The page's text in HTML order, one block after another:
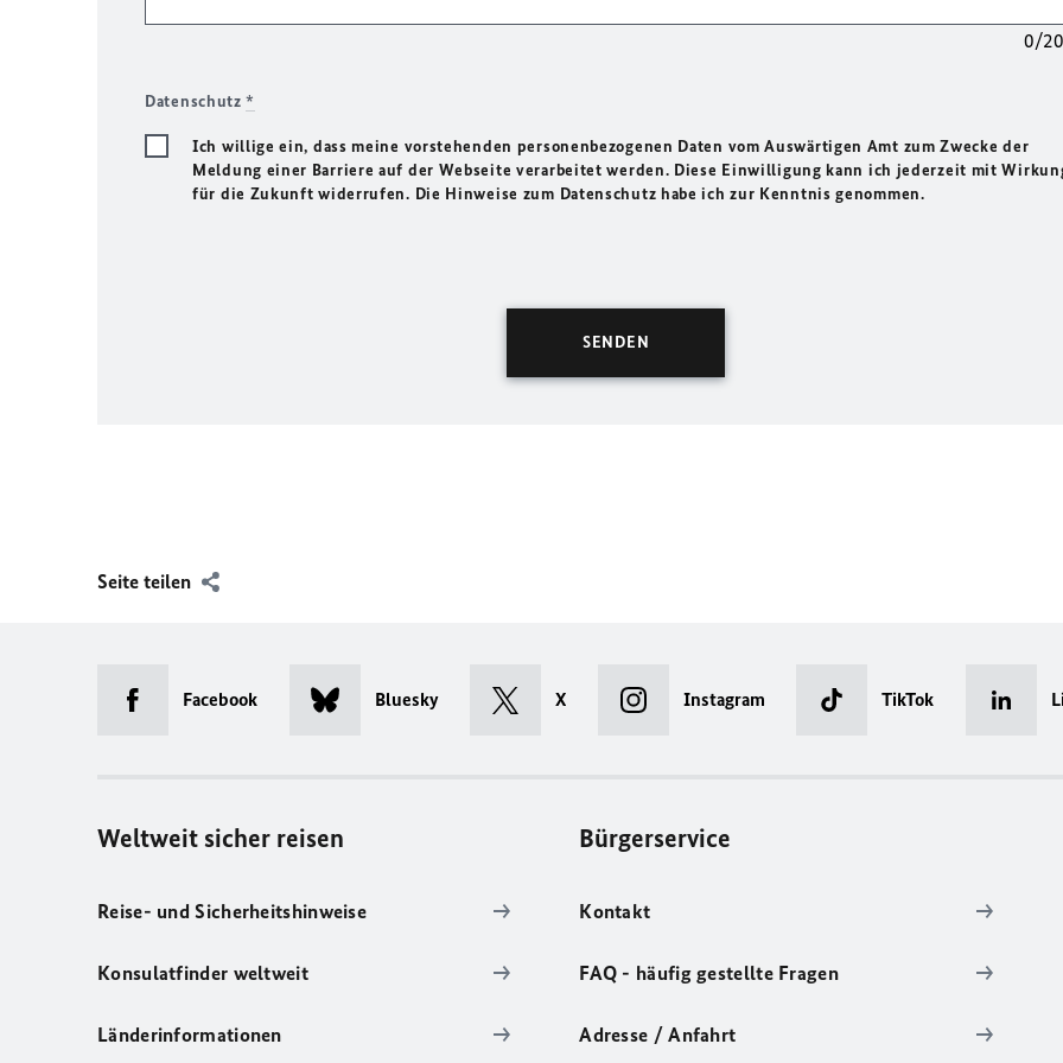
0/
Datenschutz*
Ich willige ein, dass meine vorstehenden personenbezogenen Daten vom Auswärtigen Amt zum Zwecke der
Meldung einer Barriere auf der Webseite verarbeitet werden. Diese Einwilligung kann ich jederzeit mit
für die Zukunft widerrufen. Die Hinweise zum Datenschutz habe ich zur Kenntnis genommen.
Seite teilen
Facebook Bluesky X Instagram TikTok
Weltweit sicher reisen
Reise- und Sicherheitshinweise
Konsulatfinder weltweit
Länderinformationen
Bürgerservice
Kontakt
FAQ - häufig gestellte Fragen
Adresse / Anfahrt